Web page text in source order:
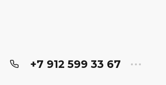
+7 912 599 33 67